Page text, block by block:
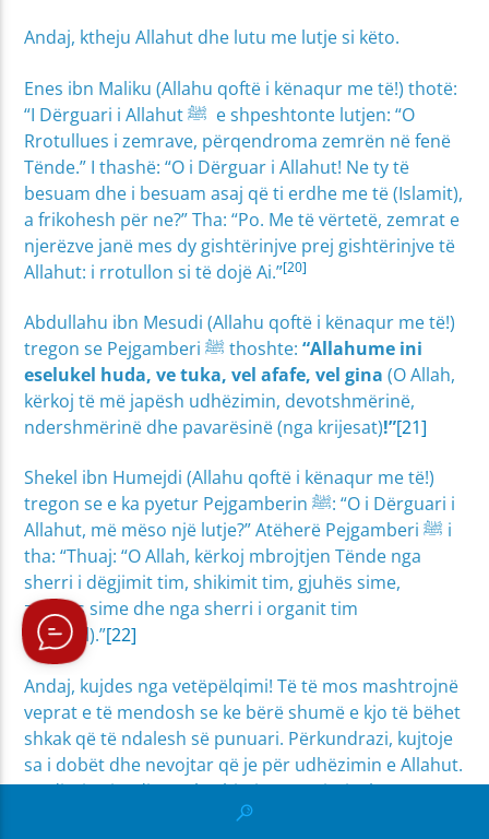
Andaj, ktheju Allahut dhe lutu me lutje si këto.
Enes ibn Maliku (Allahu qoftë i kënaqur me të!) thotë:
“I Dërguari i Allahut ﷺ e shpeshtonte lutjen: “O
Rrotullues i zemrave, përqendroma zemrën në fenë
Tënde.” I thashë: “O i Dërguar i Allahut! Ne ty të
besuam dhe i besuam asaj që ti erdhe me të (Islamit),
a frikohesh për ne?” Tha: “Po. Me të vërtetë, zemrat e
njerëzve janë mes dy gishtërinjve prej gishtërinjve të
Allahut: i rrotullon si të dojë Ai.”[20]
Abdullahu ibn Mesudi (Allahu qoftë i kënaqur me të!)
tregon se Pejgamberi ﷺ thoshte: “Allahume ini
eselukel huda, ve tuka, vel afafe, vel gina (O Allah,
kërkoj të më japësh udhëzimin, devotshmërinë,
ndershmërinë dhe pavarësinë (nga krijesat)!”[21]
Shekel ibn Humejdi (Allahu qoftë i kënaqur me të!)
tregon se e ka pyetur Pejgamberin ﷺ: “O i Dërguari i
Allahut, më mëso një lutje?” Atëherë Pejgamberi ﷺ i
tha: “Thuaj: “O Allah, kërkoj mbrojtjen Tënde nga
sherri i dëgjimit tim, shikimit tim, gjuhës sime,
zemrës sime dhe nga sherri i organit tim
(gjenital).”[22]
Andaj, kujdes nga vetëpëlqimi! Të të mos mashtrojnë
veprat e të mendosh se ke bërë shumë e kjo të bëhet
shkak që të ndalesh së punuari. Përkundrazi, kujtoje
sa i dobët dhe nevojtar që je për udhëzimin e Allahut.
Meditoje gjendjen e Ibrahimit n: “(Kujtoje) kur
Ibrahimi tha: “O Zoti im, bëje të sigurt këtë qytet